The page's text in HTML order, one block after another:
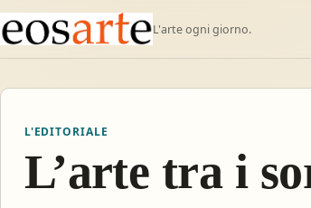
L'arte ogni giorno.
L'EDITORIALE
L’arte tra i